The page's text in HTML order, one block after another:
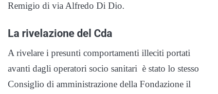
Remigio di via Alfredo Di Dio.
La rivelazione del Cda
A rivelare i presunti comportamenti illeciti portati
avanti dagli operatori socio sanitari è stato lo stesso
Consiglio di amministrazione della Fondazione il